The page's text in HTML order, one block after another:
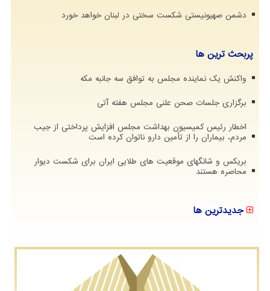
دشمن صهیونیستی شکست سختی در لبنان خواهد خورد
پربحث ترین ها
واکنش یک نماینده مجلس به توافق سه جانبه مکه
برگزاری جلسات صحن علنی مجلس هفته آتی
اخطار رئیس کمیسیون بهداشت مجلس افزایش پرداختی از جیب
مردم، بیماران را از تأمین دارو ناتوان کرده است
بریکس و شانگهای موقعیت های طلایی ایران برای شکست دیوار
محاصره هستند
جدیدترین ها